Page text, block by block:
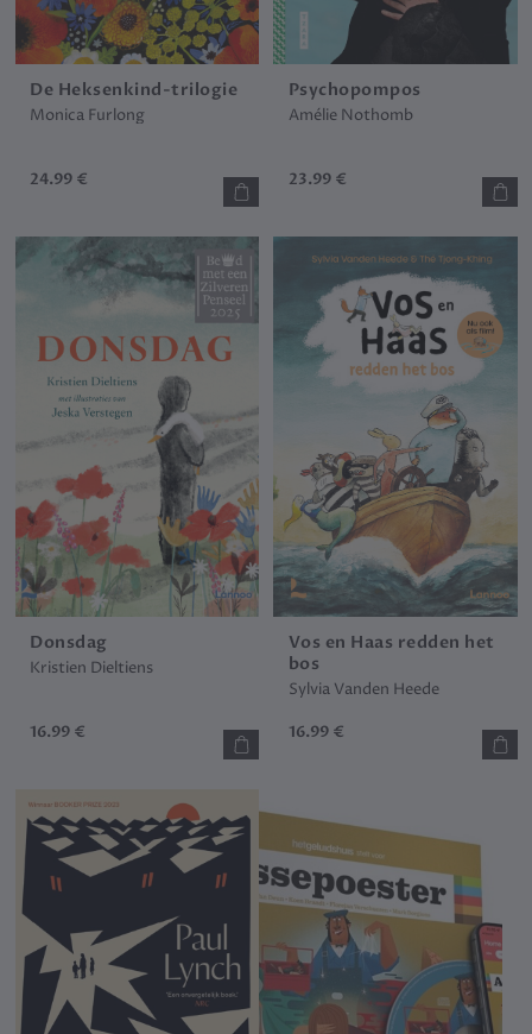
De Heksenkind-trilogie
Monica Furlong
24.99 €
Psychopompos
Amélie Nothomb
23.99 €
Donsdag
Kristien Dieltiens
16.99 €
Vos en Haas redden het
bos
Sylvia Vanden Heede
16.99 €